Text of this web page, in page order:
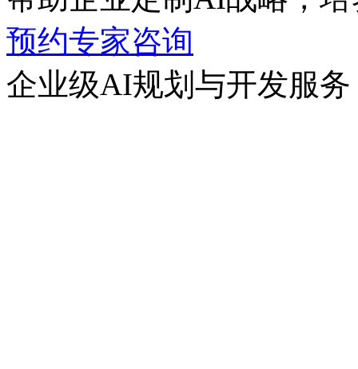
预约专家咨询
企业级AI规划与开发服务